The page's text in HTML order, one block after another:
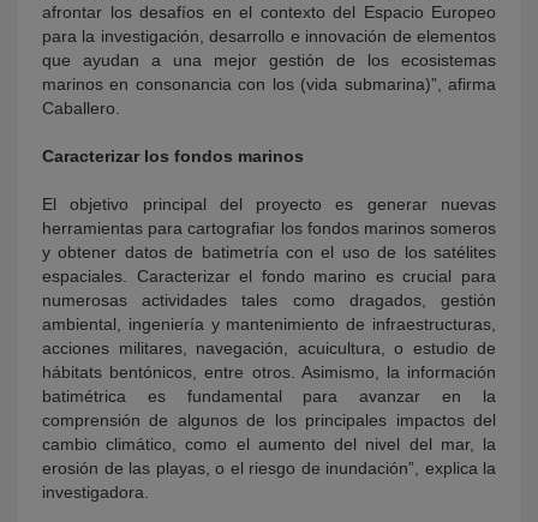
afrontar los desafíos en el contexto del Espacio Europeo
para la investigación, desarrollo e innovación de elementos
que ayudan a una mejor gestión de los ecosistemas
marinos en consonancia con los (vida submarina)”, afirma
Caballero.
Caracterizar los fondos marinos
El objetivo principal del proyecto es generar nuevas
herramientas para cartografiar los fondos marinos someros
y obtener datos de batimetría con el uso de los satélites
espaciales. Caracterizar el fondo marino es crucial para
numerosas actividades tales como dragados, gestión
ambiental, ingeniería y mantenimiento de infraestructuras,
acciones militares, navegación, acuicultura, o estudio de
hábitats bentónicos, entre otros. Asimismo, la información
batimétrica es fundamental para avanzar en la
comprensión de algunos de los principales impactos del
cambio climático, como el aumento del nivel del mar, la
erosión de las playas, o el riesgo de inundación”, explica la
investigadora.